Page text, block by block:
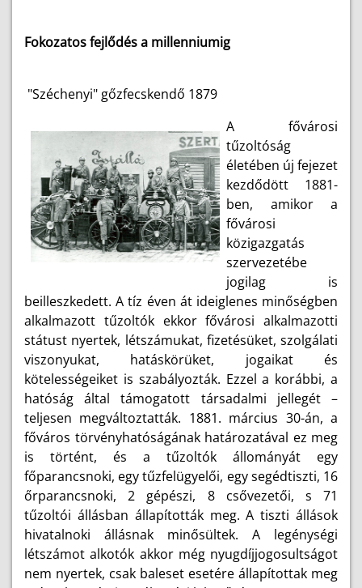
Fokozatos fejlődés a millenniumig
"Széchenyi" gőzfecskendő 1879
A fővárosi
tűzoltóság
életében új fejezet
kezdődött 1881-
ben, amikor a
fővárosi
közigazgatás
szervezetébe
jogilag is
beilleszkedett. A tíz éven át ideiglenes minőségben
alkalmazott tűzoltók ekkor fővárosi alkalmazotti
státust nyertek, létszámukat, fizetésüket, szolgálati
viszonyukat, hatáskörüket, jogaikat és
kötelességeiket is szabályozták. Ezzel a korábbi, a
hatóság által támogatott társadalmi jellegét –
teljesen megváltoztatták. 1881. március 30-án, a
főváros törvényhatóságának határozatával ez meg
is történt, és a tűzoltók állományát egy
főparancsnoki, egy tűzfelügyelői, egy segédtiszti, 16
őrparancsnoki, 2 gépészi, 8 csővezetői, s 71
tűzoltói állásban állapították meg. A tiszti állások
hivatalnoki állásnak minősültek. A legénységi
létszámot alkotók akkor még nyugdíjjogosultságot
nem nyertek, csak baleset esetére állapítottak meg